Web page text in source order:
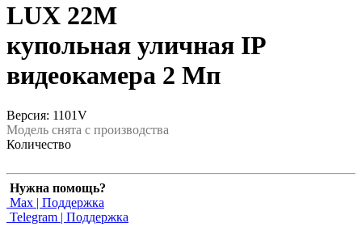
LUX 22M
купольная уличная IP
видеокамера 2 Мп
Версия: 1101V
Модель снята с производства
Количество
Нужна помощь?
Max | Поддержка
Telegram | Поддержка